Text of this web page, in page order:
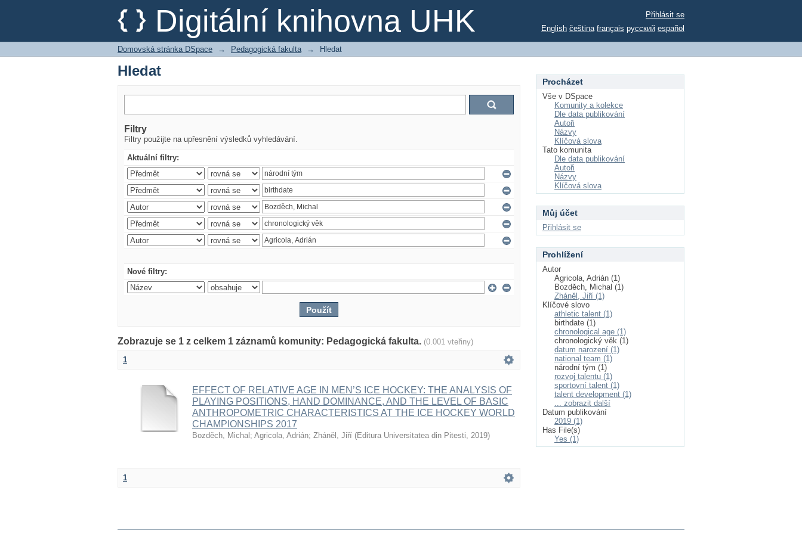
Digitální knihovna UHK
Hledat
Přihlásit se
English čeština français русский español
Domovská stránka DSpace → Pedagogická fakulta → Hledat
Hledat
Filtry
Filtry použijte na upřesnění výsledků vyhledávání.
Aktuální filtry:
Nové filtry:
Zobrazuje se 1 z celkem 1 záznamů komunity: Pedagogická fakulta. (0.001 vteřiny)
1
EFFECT OF RELATIVE AGE IN MEN’S ICE HOCKEY: THE ANALYSIS OF
PLAYING POSITIONS, HAND DOMINANCE, AND THE LEVEL OF BASIC
ANTHROPOMETRIC CHARACTERISTICS AT THE ICE HOCKEY WORLD
CHAMPIONSHIPS 2017
Bozděch, Michal ; Agricola, Adrián; Zháněl, Jiří (Editura Universitatea din Pitesti, 2019)
1
Procházet
Vše v DSpace
Komunity a kolekce
Dle data publikování
Autoři
Názvy
Klíčová slova
Tato komunita
Dle data publikování
Autoři
Názvy
Klíčová slova
Můj účet
Přihlásit se
Prohlížení
Autor
Agricola, Adrián (1)
Bozděch, Michal (1)
Zháněl, Jiří (1)
Klíčové slovo
athletic talent (1)
birthdate (1)
chronological age (1)
chronologický věk (1)
datum narození (1)
national team (1)
národní tým (1)
rozvoj talentu (1)
sportovní talent (1)
talent development (1)
... zobrazit další
Datum publikování
2019 (1)
Has File(s)
Yes (1)